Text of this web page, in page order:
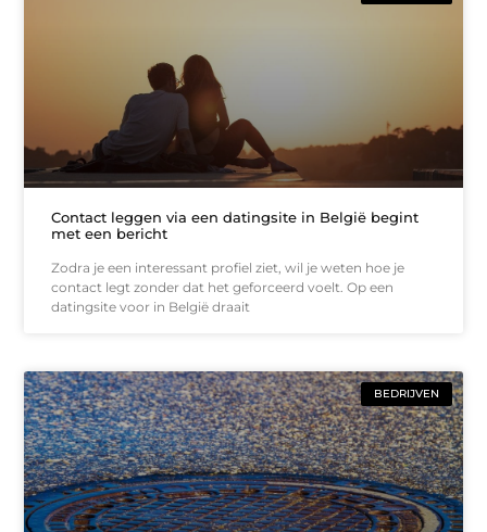
Contact leggen via een datingsite in België begint
met een bericht
Zodra je een interessant profiel ziet, wil je weten hoe je
contact legt zonder dat het geforceerd voelt. Op een
datingsite voor in België draait
BEDRIJVEN